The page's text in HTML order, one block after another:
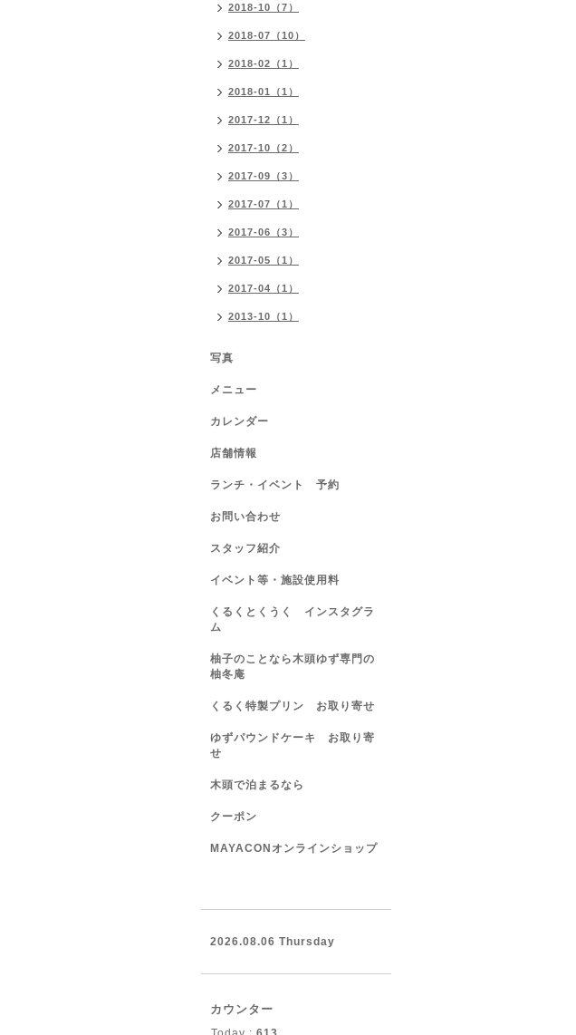
2018-10（7）
2018-07（10）
2018-02（1）
2018-01（1）
2017-12（1）
2017-10（2）
2017-09（3）
2017-07（1）
2017-06（3）
2017-05（1）
2017-04（1）
2013-10（1）
写真
メニュー
カレンダー
店舗情報
ランチ・イベント 予約
お問い合わせ
スタッフ紹介
イベント等・施設使用料
くるくとくうく インスタグラ
ム
柚子のことなら木頭ゆず専門の
柚冬庵
くるく特製プリン お取り寄せ
ゆずパウンドケーキ お取り寄
せ
木頭で泊まるなら
クーポン
MAYACONオンラインショップ
2026.08.06 Thursday
カウンター